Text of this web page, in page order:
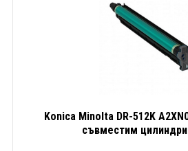
Konica Minolta DR-512K
съвместим